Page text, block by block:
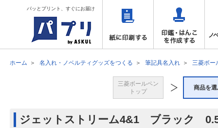
パッとプリント、すぐにお届け
ホーム 名入れ・ノベルティグッズをつくる 筆記具名入れ 三菱ボー
三菱ボールペン
トップ
商品を
ジェットストリーム4&1 ブラック